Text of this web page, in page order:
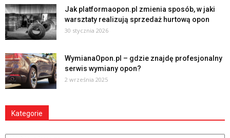
Jak platformaopon.pl zmienia sposób, w jaki
warsztaty realizują sprzedaż hurtową opon
30 stycznia 2026
WymianaOpon.pl – gdzie znajdę profesjonalny
serwis wymiany opon?
2 września 2025
Kategorie
Kategorie